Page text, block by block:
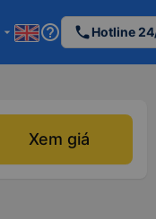
arrow_drop_down help_outline phoneHotline
Xem giá